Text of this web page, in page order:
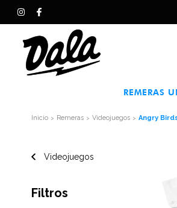
REMERAS
Inicio > Remeras > Videojuegos > Angry
Videojuegos
Filtros